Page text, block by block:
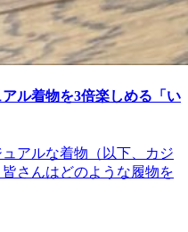
ル着物を3倍楽しめる「い
アルな着物（以下、カジ
さんはどのような履物を